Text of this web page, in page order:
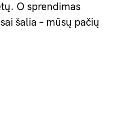
O sprendimas
šalia – mūsų pačių